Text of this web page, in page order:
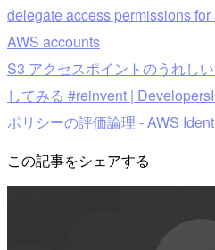
delegate access permissions
AWS accounts
S3 アクセスポイントのうれし
してみる #reinvent |
ポリシーの評価論理 - AWS
この記事をシェアする